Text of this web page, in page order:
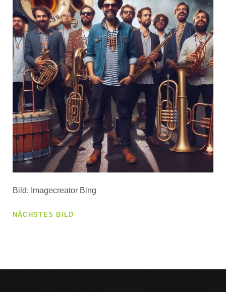
Bild: Imagecreator Bing
NÄCHSTES BILD